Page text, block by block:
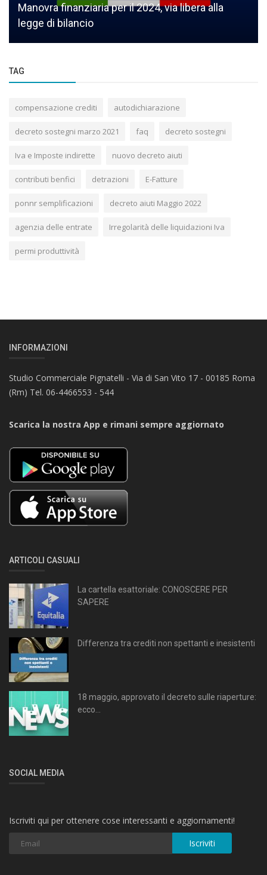
Manovra finanziaria per il 2024, via libera alla
legge di bilancio
TAG
compensazione crediti autodichiarazione
decreto sostegni marzo 2021 faq decreto sostegni
Iva e Imposte indirette nuovo decreto aiuti
contributi benfici detrazioni E-Fatture
ponnr semplificazioni decreto aiuti Maggio 2022
agenzia delle entrate Irregolarità delle liquidazioni Iva
permi produttività
INFORMAZIONI
Studio Commerciale Pignatelli - Via di San Vito 17 - 00185 Roma
(Rm) Tel. 06-4466553 - 544
Scarica la nostra App e rimani sempre aggiornato
ARTICOLI CASUALI
La cartella esattoriale: CONOSCERE PER
SAPERE
Differenza tra crediti non spettanti e inesistenti
18 maggio, approvato il decreto sulle riaperture:
ecco...
SOCIAL MEDIA
Iscriviti qui per ottenere cose interessanti e aggiornamenti!
Iscriviti